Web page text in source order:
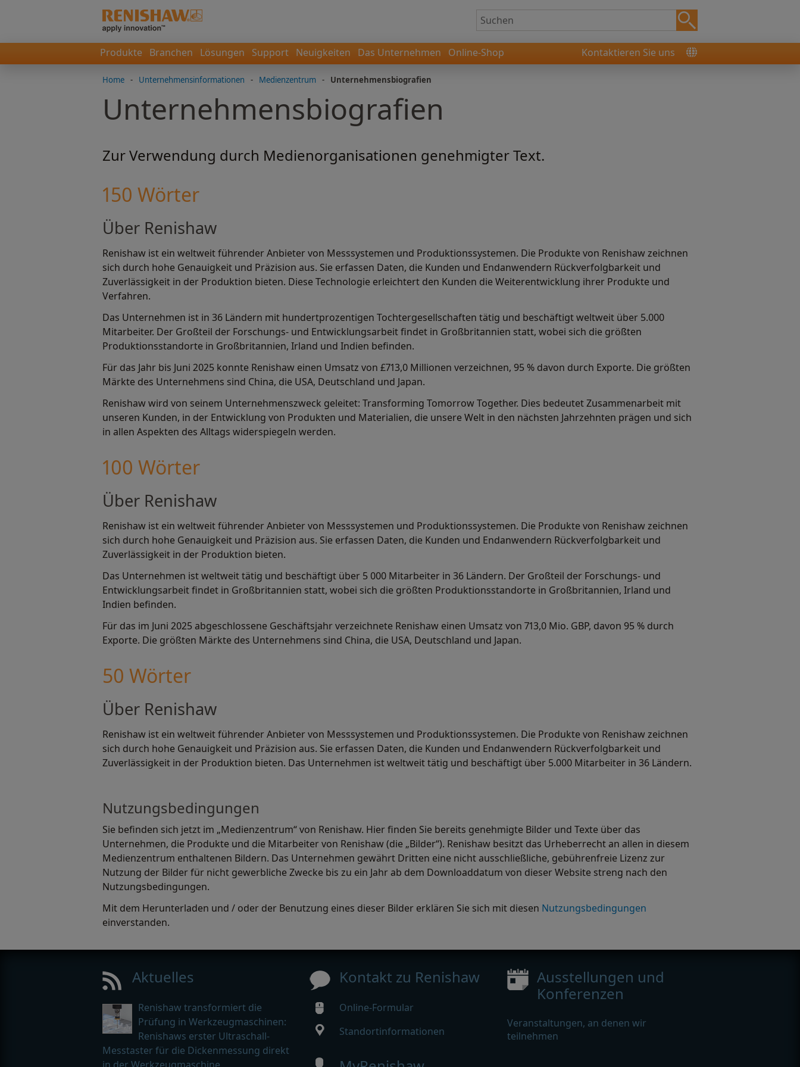
Produkte Branchen Lösungen Support Neuigkeiten Das Unternehmen Online-Shop Kontaktieren Sie uns
Home - Unternehmensinformationen - Medienzentrum - Unternehmensbiografien
Unternehmensbiografien
Zur Verwendung durch Medienorganisationen genehmigter Text.
150 Wörter
Über Renishaw
Renishaw ist ein weltweit führender Anbieter von Messsystemen und Produktionssystemen. Die Produkte von Renishaw zeichnen
sich durch hohe Genauigkeit und Präzision aus. Sie erfassen Daten, die Kunden und Endanwendern Rückverfolgbarkeit und
Zuverlässigkeit in der Produktion bieten. Diese Technologie erleichtert den Kunden die Weiterentwicklung ihrer Produkte und
Verfahren.
Das Unternehmen ist in 36 Ländern mit hundertprozentigen Tochtergesellschaften tätig und beschäftigt weltweit über 5.000
Mitarbeiter. Der Großteil der Forschungs- und Entwicklungsarbeit findet in Großbritannien statt, wobei sich die größten
Produktionsstandorte in Großbritannien, Irland und Indien befinden.
Für das Jahr bis Juni 2025 konnte Renishaw einen Umsatz von £713,0 Millionen verzeichnen, 95 % davon durch Exporte. Die größten
Märkte des Unternehmens sind China, die USA, Deutschland und Japan.
Renishaw wird von seinem Unternehmenszweck geleitet: Transforming Tomorrow Together. Dies bedeutet Zusammenarbeit mit
unseren Kunden, in der Entwicklung von Produkten und Materialien, die unsere Welt in den nächsten Jahrzehnten prägen und sich
in allen Aspekten des Alltags widerspiegeln werden.
100 Wörter
Über Renishaw
Renishaw ist ein weltweit führender Anbieter von Messsystemen und Produktionssystemen. Die Produkte von Renishaw zeichnen
sich durch hohe Genauigkeit und Präzision aus. Sie erfassen Daten, die Kunden und Endanwendern Rückverfolgbarkeit und
Zuverlässigkeit in der Produktion bieten.
Das Unternehmen ist weltweit tätig und beschäftigt über 5 000 Mitarbeiter in 36 Ländern. Der Großteil der Forschungs- und
Entwicklungsarbeit findet in Großbritannien statt, wobei sich die größten Produktionsstandorte in Großbritannien, Irland und
Indien befinden.
Für das im Juni 2025 abgeschlossene Geschäftsjahr verzeichnete Renishaw einen Umsatz von 713,0 Mio. GBP, davon 95 % durch
Exporte. Die größten Märkte des Unternehmens sind China, die USA, Deutschland und Japan.
50 Wörter
Über Renishaw
Renishaw ist ein weltweit führender Anbieter von Messsystemen und Produktionssystemen. Die Produkte von Renishaw zeichnen
sich durch hohe Genauigkeit und Präzision aus. Sie erfassen Daten, die Kunden und Endanwendern Rückverfolgbarkeit und
Zuverlässigkeit in der Produktion bieten. Das Unternehmen ist weltweit tätig und beschäftigt über 5.000 Mitarbeiter in 36 Ländern.
Nutzungsbedingungen
Sie befinden sich jetzt im „Medienzentrum“ von Renishaw. Hier finden Sie bereits genehmigte Bilder und Texte über das
Unternehmen, die Produkte und die Mitarbeiter von Renishaw (die „Bilder“). Renishaw besitzt das Urheberrecht an allen in diesem
Medienzentrum enthaltenen Bildern. Das Unternehmen gewährt Dritten eine nicht ausschließliche, gebührenfreie Lizenz zur
Nutzung der Bilder für nicht gewerbliche Zwecke bis zu ein Jahr ab dem Downloaddatum von dieser Website streng nach den
Nutzungsbedingungen.
Mit dem Herunterladen und / oder der Benutzung eines dieser Bilder erklären Sie sich mit diesen Nutzungsbedingungen
einverstanden.
Aktuelles
Renishaw transformiert die
Prüfung in Werkzeugmaschinen:
Renishaws erster Ultraschall-
Messtaster für die Dickenmessung direkt
in der Werkzeugmaschine
Kontakt zu Renishaw
Online-Formular
Standortinformationen
Ausstellungen und
Konferenzen
Veranstaltungen, an denen wir
teilnehmen